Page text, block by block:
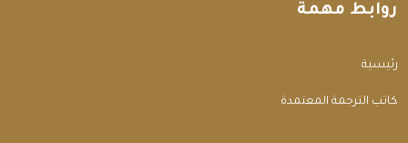
روابط مهمة
الرئيسية
مكاتب الترجمة المعتمدة